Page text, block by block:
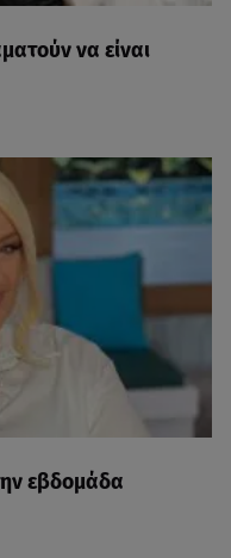
να είναι
εβδομάδα